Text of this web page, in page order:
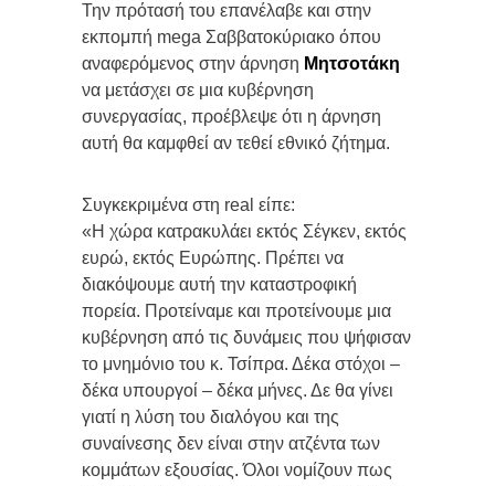
Την πρότασή του επανέλαβε και στην
εκπομπή mega Σαββατοκύριακο όπου
αναφερόμενος στην άρνηση Μητσοτάκη
να μετάσχει σε μια κυβέρνηση
συνεργασίας, προέβλεψε ότι η άρνηση
αυτή θα καμφθεί αν τεθεί εθνικό ζήτημα.
Συγκεκριμένα στη real είπε:
«Η χώρα κατρακυλάει εκτός Σέγκεν, εκτός
ευρώ, εκτός Ευρώπης. Πρέπει να
διακόψουμε αυτή την καταστροφική
πορεία. Προτείναμε και προτείνουμε μια
κυβέρνηση από τις δυνάμεις που ψήφισαν
το μνημόνιο του κ. Τσίπρα. Δέκα στόχοι –
δέκα υπουργοί – δέκα μήνες. Δε θα γίνει
γιατί η λύση του διαλόγου και της
συναίνεσης δεν είναι στην ατζέντα των
κομμάτων εξουσίας. Όλοι νομίζουν πως